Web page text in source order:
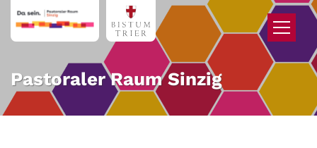
Zum Inhalt springen
Pastoraler Raum Sinzig